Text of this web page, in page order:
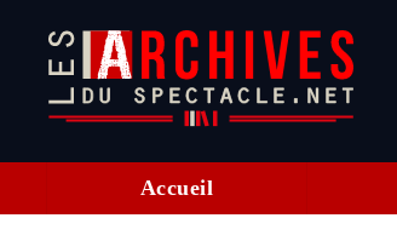
Accueil